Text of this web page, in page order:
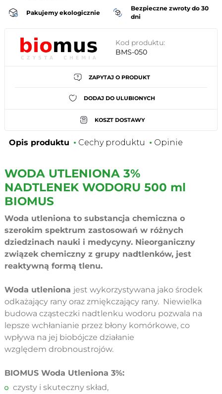
Pakujemy ekologicznie
Bezpieczne zwroty do 30
dni
Kod produktu:
BMS-050
ZAPYTAJ O PRODUKT
DODAJ DO ULUBIONYCH
KOSZT DOSTAWY
Opis produktu Cechy produktu Opinie
WODA UTLENIONA 3%
NADTLENEK WODORU 500 ml
BIOMUS
Woda utleniona to substancja chemiczna o
szerokim spektrum zastosowań w różnych
dziedzinach nauki i medycyny. Nieorganiczny
związek chemiczny z grupy nadtlenków, jest
reaktywną formą tlenu.
Woda utleniona jest wykorzystywana jako środek
odkażający rany oraz zmiękczający rany. Niewielka
budowa cząsteczki nadtlenku wodoru pozwala na
lepsze wchłanianie przez błony komórkowe, co
wpływa na jej biobójcze działanie
względem drobnoustrojów.
BIOMUS Woda Utleniona 3%:
czysty i skuteczny skład,